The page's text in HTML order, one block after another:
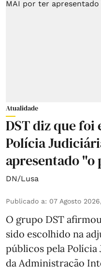
Atualidade
DST diz que foi
Polícia
apresentado "o
DN/Lusa
Publicado a: 07 Agosto 2026,
O grupo DST
sido escolhido na
públicos pela
da Administração